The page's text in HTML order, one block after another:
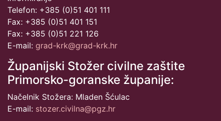
Telefon: +385 (0)51 401 111
Fax: +385 (0)51 401 151
Fax: +385 (0)51 221 126
E-mail: grad-krk@grad-krk.hr
Županijski Stožer civilne zaštite
Primorsko-goranske županije:
Načelnik Stožera: Mladen Šćulac
E-mail: stozer.civilna@pgz.hr